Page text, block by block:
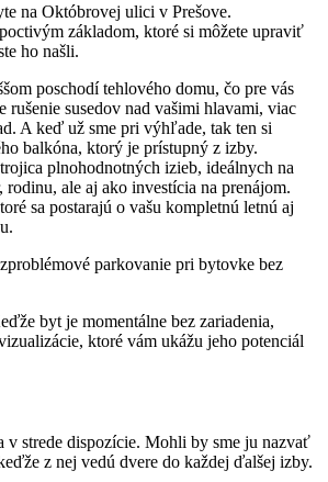
na Októbrovej ulici v Prešove.
základom, ktoré si môžete upraviť
ho našli.
poschodí tehlového domu, čo pre vás
rušenie susedov nad vašimi hlavami, viac
A keď už sme pri výhľade, tak ten si
balkóna, ktorý je prístupný z izby.
plnohodnotných izieb, ideálnych na
rodinu, ale aj ako investícia na prenájom.
sa postarajú o vašu kompletnú letnú aj
parkovanie pri bytovke bez
byt je momentálne bez zariadenia,
ktoré vám ukážu jeho potenciál
v strede dispozície. Mohli by sme ju nazvať
z nej vedú dvere do každej ďalšej izby.